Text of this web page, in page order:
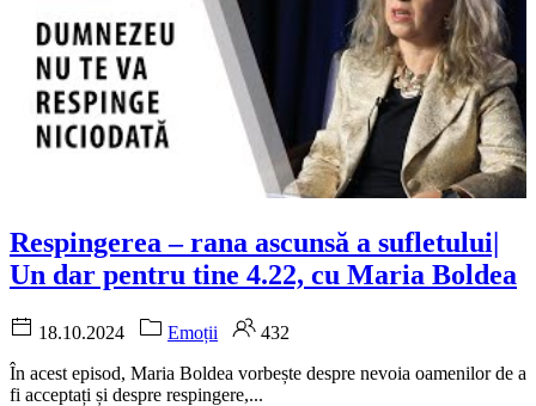
Respingerea – rana ascunsă a sufletului|
Un dar pentru tine 4.22, cu Maria Boldea
18.10.2024 Emoții
432
În acest episod, Maria Boldea vorbește despre nevoia oamenilor de a
fi acceptați și despre respingere,...